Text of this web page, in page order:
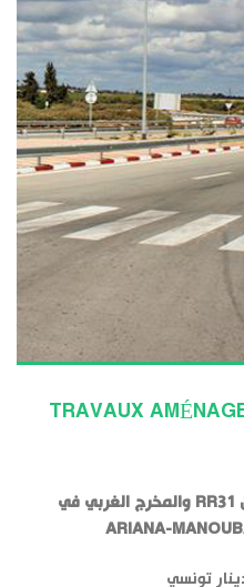
TRAVAUX
أعمال التطوير لممر X20 الجانبي بين RR31 والمخرج الغربي في